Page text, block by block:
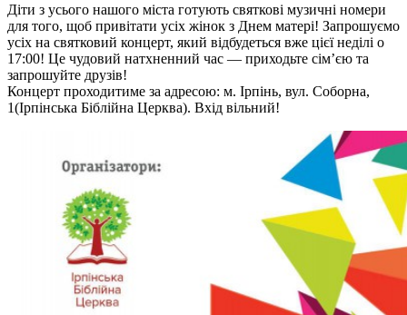
Діти з усього нашого міста готують святкові музичні номери
для того, щоб привітати усіх жінок з Днем матері! Запрошуємо
усіх на святковий концерт, який відбудеться вже цієї неділі о
17:00! Це чудовий натхненний час — приходьте сім’єю та
запрошуйте друзів!
Концерт проходитиме за адресою: м. Ірпінь, вул. Соборна,
1(Ірпінська Біблійна Церква). Вхід вільний!